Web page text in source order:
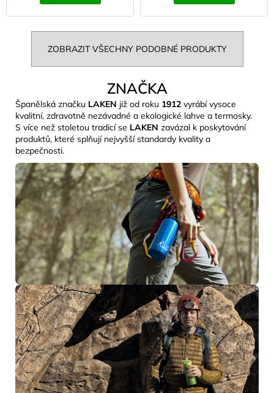
ZOBRAZIT VŠECHNY PODOBNÉ PRODUKTY
ZNAČKA
Španělská značku LAKEN již od roku 1912 vyrábí vysoce
kvalitní, zdravotně nezávadné a ekologické lahve a termosky.
S více než stoletou tradicí se LAKEN zavázal k poskytování
produktů, které splňují nejvyšší standardy kvality a
bezpečnosti.